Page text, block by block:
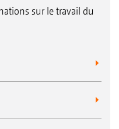
sur le travail du